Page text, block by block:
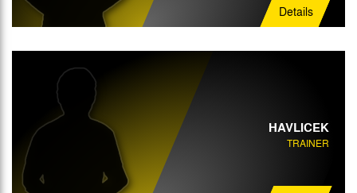
Details
HAVLICEK
TRAINER